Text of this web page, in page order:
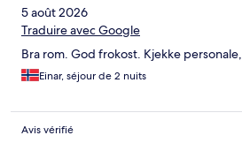
5 août 2026
Traduire avec Google
Bra rom. God frokost. Kjekke personale,
Einar, séjour de 2 nuits
Avis vérifié